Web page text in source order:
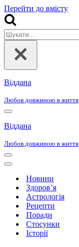
Перейти до вмісту
Шукати...
Віддана
Любов довжиною в життя
Меню
навігації
Віддана
Любов довжиною в життя
Меню
навігації
Меню
навігаціїНовини
Здоров’я
Астрологія
Рецепти
Поради
Стосунки
Історії